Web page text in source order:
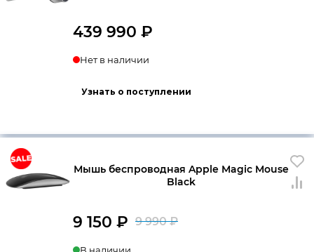
439 990 ₽
Нет в наличии
Узнать о поступлении
Мышь беспроводная Apple Magic Mouse
Black
9 990₽
9 150 ₽
В наличии